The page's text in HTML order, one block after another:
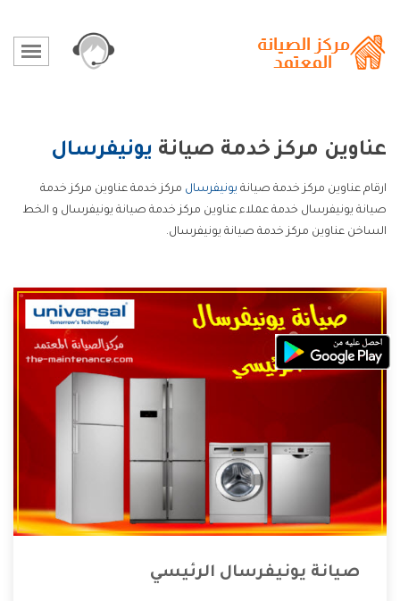
عناوين مركز خدمة صيانة يونيفرسال
ارقام عناوين مركز خدمة صيانة يونيفرسال مركز خدمة عناوين مركز خدمة
صيانة يونيفرسال خدمة عملاء عناوين مركز خدمة صيانة يونيفرسال و الخط
الساخن عناوين مركز خدمة صيانة يونيفرسال.
صيانة يونيفرسال الرئيسي